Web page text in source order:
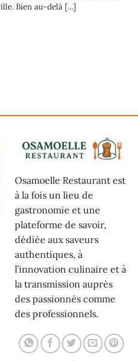
Bien au-delà [...]
Osamoelle Restaurant est
à la fois un lieu de
gastronomie et une
plateforme de savoir,
dédiée aux saveurs
authentiques, à
l’innovation culinaire et à
la transmission auprès
des passionnés comme
des professionnels.